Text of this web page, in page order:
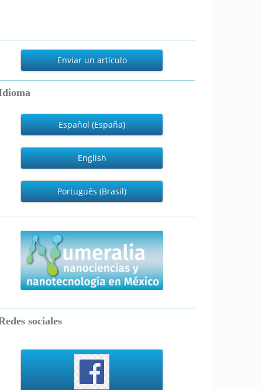
Enviar
Enviar un artículo
Español (España)
English
Português (Brasil)
numeralia
sociales